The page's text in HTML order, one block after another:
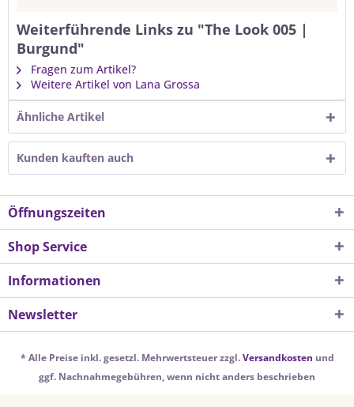
Weiterführende Links zu "The Look 005 |
Burgund"
Fragen zum Artikel?
Weitere Artikel von Lana Grossa
Ähnliche Artikel
Kunden kauften auch
Öffnungszeiten
Shop Service
Informationen
Newsletter
* Alle Preise inkl. gesetzl. Mehrwertsteuer zzgl.Versandkosten und
ggf. Nachnahmegebühren, wenn nicht anders beschrieben